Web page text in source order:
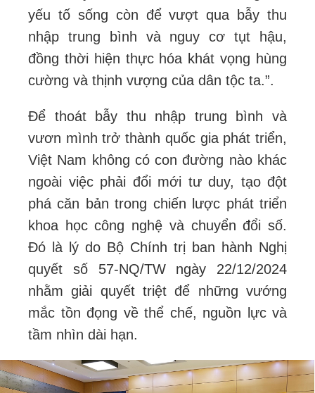
yếu tố sống còn để vượt qua bẫy thu
nhập trung bình và nguy cơ tụt hậu,
đồng thời hiện thực hóa khát vọng hùng
cường và thịnh vượng của dân tộc ta.”.
Để thoát bẫy thu nhập trung bình và
vươn mình trở thành quốc gia phát triển,
Việt Nam không có con đường nào khác
ngoài việc phải đổi mới tư duy, tạo đột
phá căn bản trong chiến lược phát triển
khoa học công nghệ và chuyển đổi số.
Đó là lý do Bộ Chính trị ban hành Nghị
quyết số 57-NQ/TW ngày 22/12/2024
nhằm giải quyết triệt để những vướng
mắc tồn đọng về thể chế, nguồn lực và
tầm nhìn dài hạn.